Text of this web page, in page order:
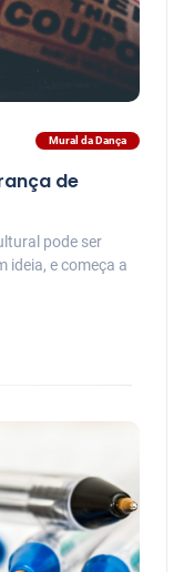
Mural da Dança
de
pode ser
ideia, e começa a